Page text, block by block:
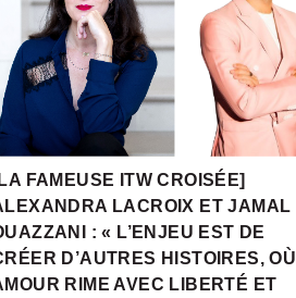
FAMEUSE ITW CROISÉE]
LACROIX ET JAMAL
: « L’ENJEU EST DE
D’AUTRES HISTOIRES, OÙ
RIME AVEC LIBERTÉ ET